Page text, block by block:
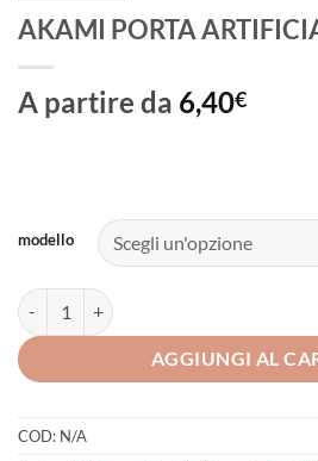
AKAMI PORTA
A partire da 6,40€
modello
AKAMI PORTA ARTIFICIALE lb quantità
AGGIUNGI AL
COD: N/A